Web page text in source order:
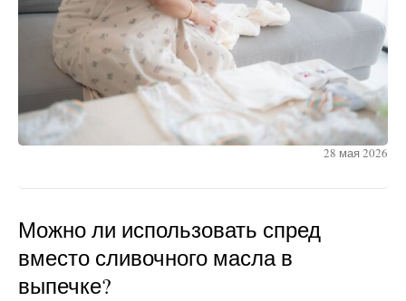
28 мая 2026
Можно ли использовать спред
вместо сливочного масла в
выпечке?